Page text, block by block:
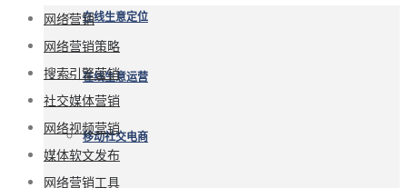
在线生意定位
在线生意运营
移动社交电商
网络营销
网络营销策略
搜索引擎营销
社交媒体营销
网络视频营销
媒体软文发布
网络营销工具